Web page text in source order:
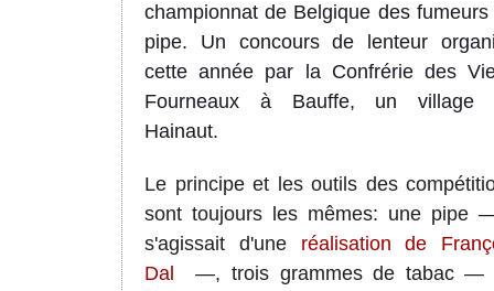
championnat de Belgique des fumeurs
pipe. Un concours de lenteur
cette année par la Confrérie des
Fourneaux à Bauffe, un village
Hainaut.
Le principe et les outils des
sont toujours les mêmes: une pipe
s'agissait d'une réalisation de
Dal
—, trois grammes de tabac—